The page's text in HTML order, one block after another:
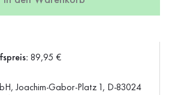
62.750.57
89,95 €
Joachim-Gabor-Platz 1, D-83024